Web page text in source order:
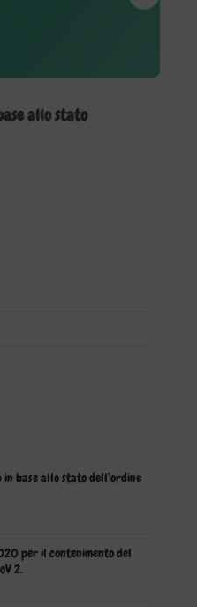
allo stato
in base allo stato dell’ordine
per il contenimento del
2.